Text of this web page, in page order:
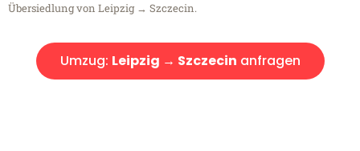
Übersiedlung von Leipzig → Szczecin.
Umzug: Leipzig → Szczecin anfragen